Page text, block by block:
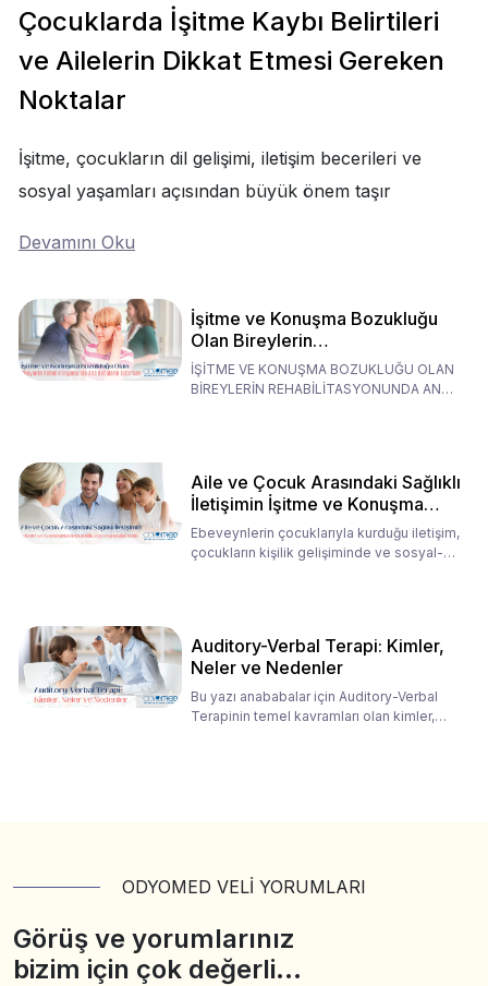
Çocuklarda İşitme Kaybı Belirtileri
ve Ailelerin Dikkat Etmesi Gereken
Noktalar
İşitme, çocukların dil gelişimi, iletişim becerileri ve
sosyal yaşamları açısından büyük önem taşır
Devamını Oku
İşitme ve Konuşma Bozukluğu
Olan Bireylerin
Rehabilitasyonunda Ana
Babaların Tutumları
İŞİTME VE KONUŞMA BOZUKLUĞU OLAN
BİREYLERİN REHABİLİTASYONUNDA ANA
Aile ve Çocuk Arasındaki Sağlıklı
İletişimin İşitme ve Konuşma
Rehabilitasyonundaki Rolü
Ebeveynlerin çocuklarıyla kurduğu iletişim,
çocukların kişilik gelişiminde ve sosyal-
Auditory-Verbal Terapi: Kimler,
Neler ve Nedenler
Bu yazı anababalar için Auditory-Verbal
Terapinin temel kavramları olan kimler,
ODYOMED VELİ YORUMLARI
Görüş ve yorumlarınız
bizim için çok değerli…